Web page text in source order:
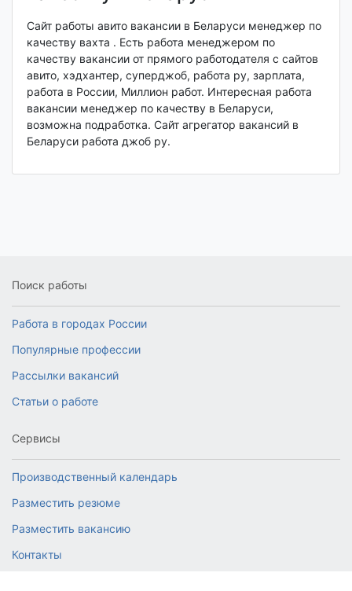
Сайт работы авито вакансии в Беларуси менеджер по
качеству вахта . Есть работа менеджером по
качеству вакансии от прямого работодателя с сайтов
авито, хэдхантер, суперджоб, работа ру, зарплата,
работа в России, Миллион работ. Интересная работа
вакансии менеджер по качеству в Беларуси,
возможна подработка. Сайт агрегатор вакансий в
Беларуси работа джоб ру.
Поиск работы
Работа в городах России
Популярные профессии
Рассылки вакансий
Статьи о работе
Сервисы
Производственный календарь
Разместить резюме
Разместить вакансию
Контакты